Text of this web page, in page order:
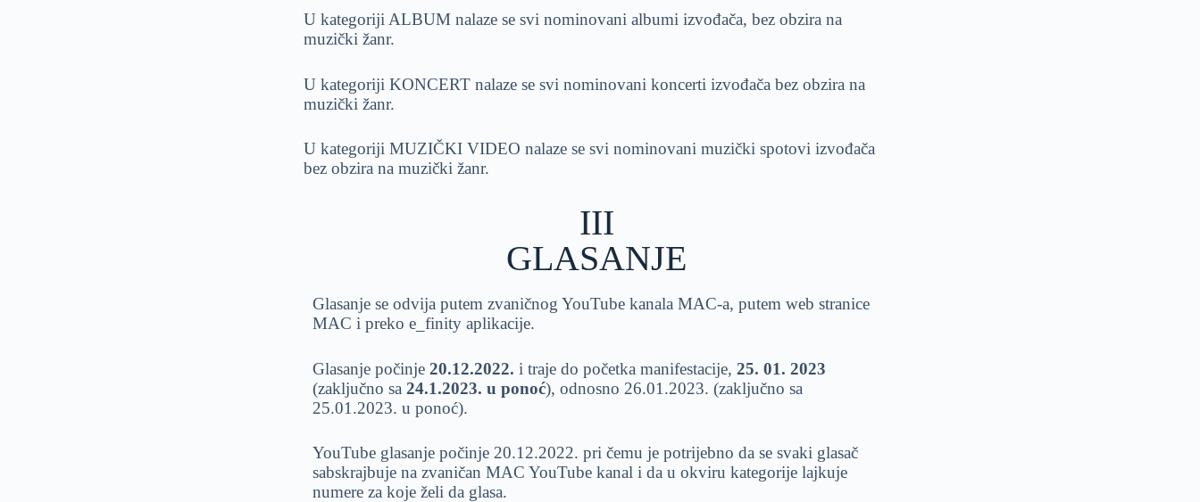
U kategoriji ALBUM nalaze se svi nominovani albumi izvođača, bez obzira na
muzički žanr.
U kategoriji KONCERT nalaze se svi nominovani koncerti izvođača bez obzira na
muzički žanr.
U kategoriji MUZIČKI VIDEO nalaze se svi nominovani muzički spotovi izvođača
bez obzira na muzički žanr.
III
GLASANJE
Glasanje se odvija putem zvaničnog YouTube kanala MAC-a, putem web stranice
MAC i preko e_finity aplikacije.
Glasanje počinje 20.12.2022. i traje do početka manifestacije, 25. 01. 2023
(zaključno sa 24.1.2023. u ponoć), odnosno 26.01.2023. (zaključno sa
25.01.2023. u ponoć).
YouTube glasanje počinje 20.12.2022. pri čemu je potrijebno da se svaki glasač
sabskrajbuje na zvaničan MAC YouTube kanal i da u okviru kategorije lajkuje
numere za koje želi da glasa.